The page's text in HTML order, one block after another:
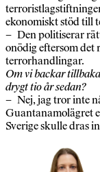
ekonomiskt stöd till
– Den politiserar
onödig eftersom det
terrorhandlingar.
Om vi backar
drygt tio år sedan?
– Nej, jag tror inte
Guantanamolägret
Sverige skulle dras